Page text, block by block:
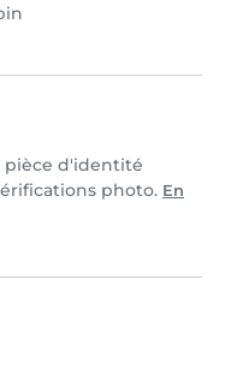
pièce d'identité
photo. En